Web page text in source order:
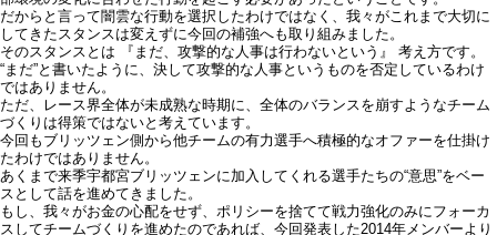
だからと言って闇雲な行動を選択したわけではなく、我々がこれまで大切に
してきたスタンスは変えずに今回の補強へも取り組みました。
そのスタンスとは 『まだ、攻撃的な人事は行わないという』 考え方です。
“まだ”と書いたように、決して攻撃的な人事というものを否定しているわけ
ではありません。
ただ、レース界全体が未成熟な時期に、全体のバランスを崩すようなチーム
づくりは得策ではないと考えています。
今回もブリッツェン側から他チームの有力選手へ積極的なオファーを仕掛け
たわけではありません。
あくまで来季宇都宮ブリッツェンに加入してくれる選手たちの“意思”をベー
スとして話を進めてきました。
もし、我々がお金の心配をせず、ポリシーを捨てて戦力強化のみにフォーカ
スしてチームづくりを進めたのであれば、今回発表した2014年メンバーより